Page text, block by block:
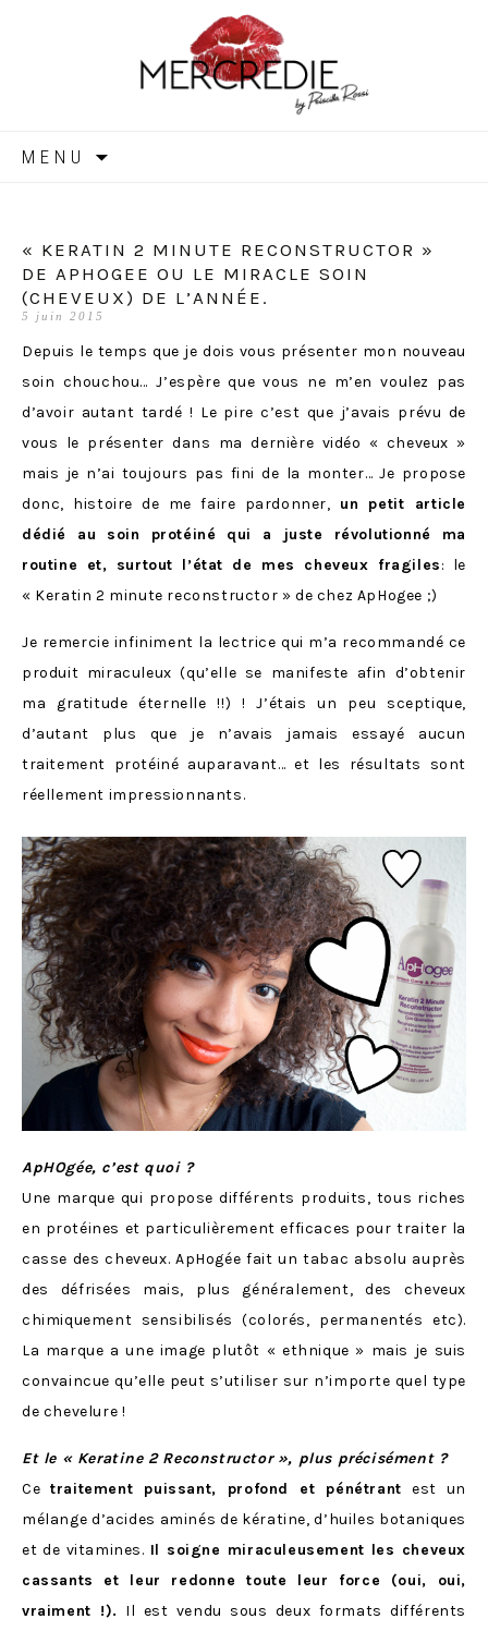
MERCREDIE
MENU
« KERATIN 2 MINUTE RECONSTRUCTOR »
DE APHOGEE OU LE MIRACLE SOIN
(CHEVEUX) DE L’ANNÉE.
5 juin 2015
Depuis le temps que je dois vous présenter mon nouveau
soin chouchou… J’espère que vous ne m’en voulez pas
d’avoir autant tardé ! Le pire c’est que j’avais prévu de
vous le présenter dans ma dernière vidéo « cheveux »
mais je n’ai toujours pas fini de la monter… Je propose
donc, histoire de me faire pardonner, un petit article
dédié au soin protéiné qui a juste révolutionné ma
routine et, surtout l’état de mes cheveux fragiles: le
« Keratin 2 minute reconstructor » de chez ApHogee ;)
Je remercie infiniment la lectrice qui m’a recommandé ce
produit miraculeux (qu’elle se manifeste afin d’obtenir
ma gratitude éternelle !!) ! J’étais un peu sceptique,
d’autant plus que je n’avais jamais essayé aucun
traitement protéiné auparavant… et les résultats sont
réellement impressionnants.
ApHOgée, c’est quoi ?
Une marque qui propose différents produits, tous riches
en protéines et particulièrement efficaces pour traiter la
casse des cheveux. ApHogée fait un tabac absolu auprès
des défrisées mais, plus généralement, des cheveux
chimiquement sensibilisés (colorés, permanentés etc).
La marque a une image plutôt « ethnique » mais je suis
convaincue qu’elle peut s’utiliser sur n’importe quel type
de chevelure !
Et le « Keratine 2 Reconstructor », plus précisément ?
Cetraitement puissant, profond et pénétrant est un
mélange d’acides aminés de kératine, d’huiles botaniques
et de vitamines. Il soigne miraculeusement les cheveux
cassants et leur redonne toute leur force (oui, oui,
vraiment !). Il est vendu sous deux formats différents